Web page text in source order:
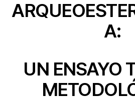
A:
UN ENSAYO